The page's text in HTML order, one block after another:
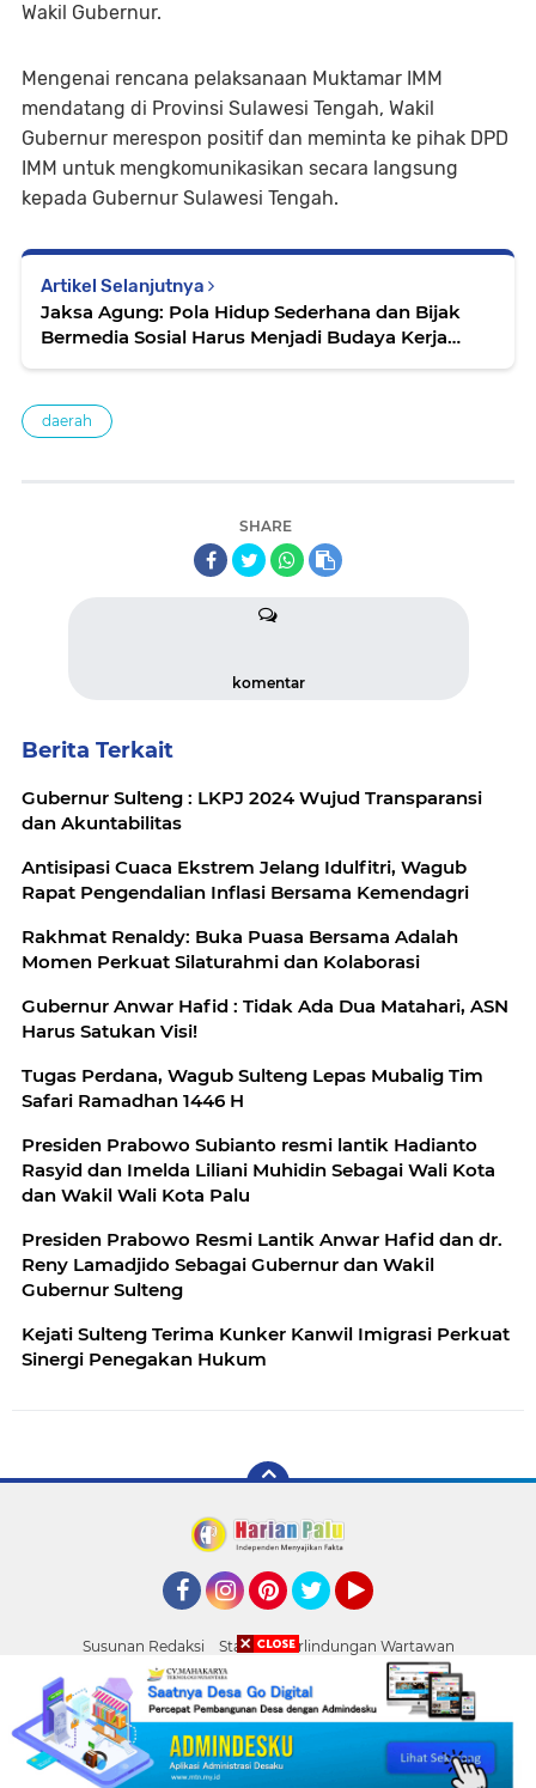
Wakil Gubernur.
Mengenai rencana pelaksanaan Muktamar IMM
mendatang di Provinsi Sulawesi Tengah, Wakil
Gubernur merespon positif dan meminta ke pihak DPD
IMM untuk mengkomunikasikan secara langsung
kepada Gubernur Sulawesi Tengah.
Artikel Selanjutnya
Jaksa Agung: Pola Hidup Sederhana dan Bijak
Bermedia Sosial Harus Menjadi Budaya Kerja
daerah
SHARE
komentar
Berita Terkait
Gubernur Sulteng : LKPJ 2024 Wujud Transparansi
dan Akuntabilitas
Antisipasi Cuaca Ekstrem Jelang Idulfitri, Wagub
Rapat Pengendalian Inflasi Bersama Kemendagri
Rakhmat Renaldy: Buka Puasa Bersama Adalah
Momen Perkuat Silaturahmi dan Kolaborasi
Gubernur Anwar Hafid : Tidak Ada Dua Matahari, ASN
Harus Satukan Visi!
Tugas Perdana, Wagub Sulteng Lepas Mubalig Tim
Safari Ramadhan 1446 H
Presiden Prabowo Subianto resmi lantik Hadianto
Rasyid dan Imelda Liliani Muhidin Sebagai Wali Kota
dan Wakil Wali Kota Palu
Presiden Prabowo Resmi Lantik Anwar Hafid dan dr.
Reny Lamadjido Sebagai Gubernur dan Wakil
Gubernur Sulteng
Kejati Sulteng Terima Kunker Kanwil Imigrasi Perkuat
Sinergi Penegakan Hukum
Susunan Redaksi
Standar Perlindungan Wartawan
Pasang Iklan
Tentang Kami Pedoman Media Siber
Palu
Copyright ©2026 HARIAN PALU